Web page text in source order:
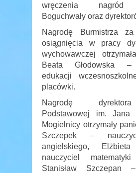
wręczenia nagród
Boguchwały oraz
Nagrodę Burmistrza
osiągnięcia w pracy
wychowawczej
Beata Głodowska –
edukacji
placówki.
Nagrodę
Podstawowej im.
Mogielnicy otrzymały
Szczepek –
angielskiego,
nauczyciel
Stanisław Szczepan